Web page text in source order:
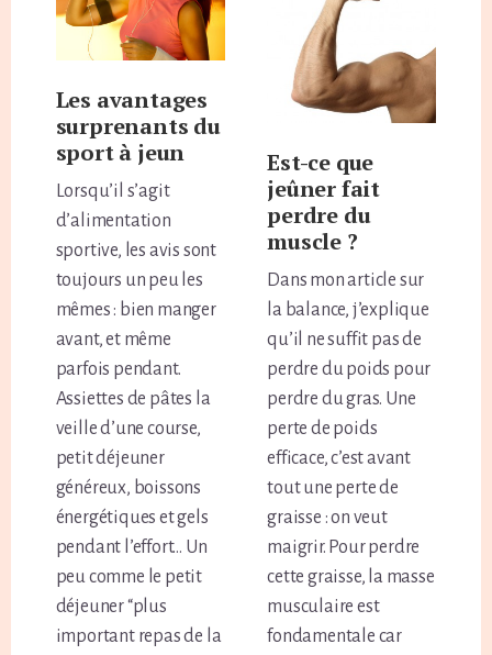
Les avantages
surprenants du
sport à jeun
Lorsqu’il s’agit
d’alimentation
sportive, les avis sont
toujours un peu les
mêmes : bien manger
avant, et même
parfois pendant.
Assiettes de pâtes la
veille d’une course,
petit déjeuner
généreux, boissons
énergétiques et gels
pendant l’effort… Un
peu comme le petit
déjeuner “plus
important repas de la
Est-ce que
jeûner fait
perdre du
muscle ?
Dans mon article sur
la balance, j’explique
qu’il ne suffit pas de
perdre du poids pour
perdre du gras. Une
perte de poids
efficace, c’est avant
tout une perte de
graisse : on veut
maigrir. Pour perdre
cette graisse, la masse
musculaire est
fondamentale car